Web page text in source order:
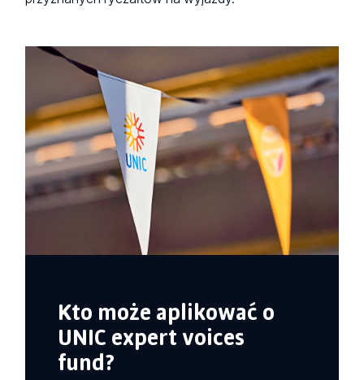
Kto może aplikować o
UNIC expert voices
fund?